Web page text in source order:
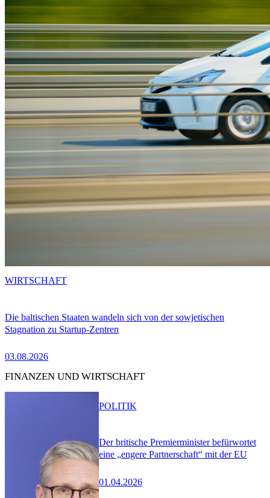
Die baltischen Staaten wandeln sich von der sowjetischen
Stagnation zu Startup-Zentren
03.08.2026
WIRTSCHAFT
FINANZEN UND WIRTSCHAFT
Der britische Premierminister befürwortet
eine „engere Partnerschaft“ mit der EU
01.04.2026
POLITIK